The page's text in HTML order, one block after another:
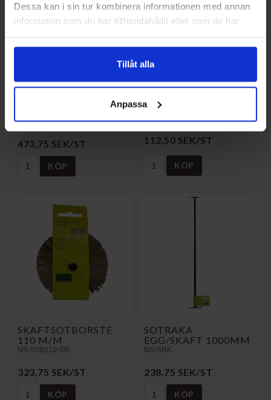
Dessa kan i sin tur kombinera informationen med annan
information som du har tillhandahållit eller som de har
Tillåt alla
Anpassa
LINSOTBORSTE 230
NS-LSB230-SB
473,75 SEK/ST
KÖP
LODKÄTTING KPL
112,50 SEK/ST
KÖP
SKAFTSOTBORSTE
110 M/M
NS-SSB110-SB
323,75 SEK/ST
KÖP
SOTRAKA
EGG/SKAFT 1000MM
NS-SRK
238,75 SEK/ST
KÖP